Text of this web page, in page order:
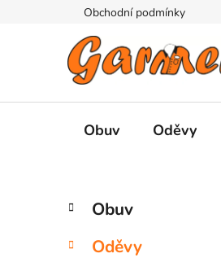
Obchodní podmínky
Obuv Oděvy
P
s
Přeskočit
kategorie
K
a
e
Obuv
Oděvy